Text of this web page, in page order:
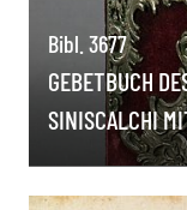
Bibl. 3677
GEBETBUCH
SINISCALCHI